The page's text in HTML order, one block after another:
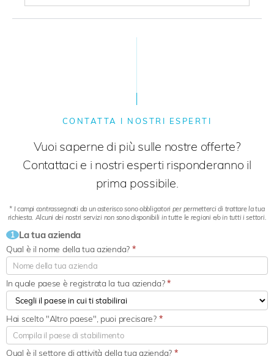
CONTATTA I NOSTRI ESPERTI
Vuoi saperne di più sulle nostre offerte?
Contattaci e i nostri esperti risponderanno il
prima possibile.
* I campi contrassegnati da un asterisco sono obbligatori per permetterci di trattare la tua
richiesta. Alcuni dei nostri servizi non sono disponibili in tutte le regioni e/o in tutti i settori.
1 La tua azienda
Qual è il nome della tua azienda? *
In quale paese è registrata la tua azienda?*
Qual è il settore di attività della tua azienda? *
Hai scelto "Altro paese", puoi precisare? *